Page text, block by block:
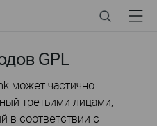
SearchMenu
GPL
может частично
третьими лицами,
в соответствии с